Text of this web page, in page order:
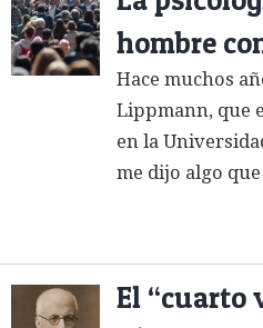
hombre
Hace muchos
Lippmann, que
en la
me dijo algo
El “cuarto